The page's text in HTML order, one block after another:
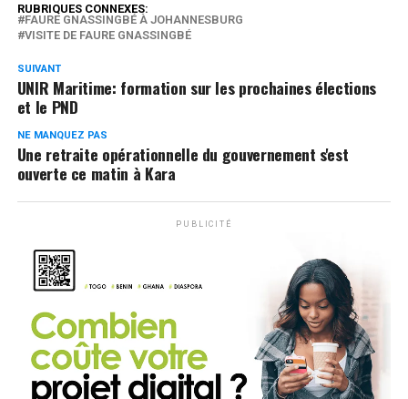
RUBRIQUES CONNEXES:
FAURE GNASSINGBÉ À JOHANNESBURG
VISITE DE FAURE GNASSINGBÉ
SUIVANT
UNIR Maritime: formation sur les prochaines élections
et le PND
NE MANQUEZ PAS
Une retraite opérationnelle du gouvernement s'est
ouverte ce matin à Kara
PUBLICITÉ